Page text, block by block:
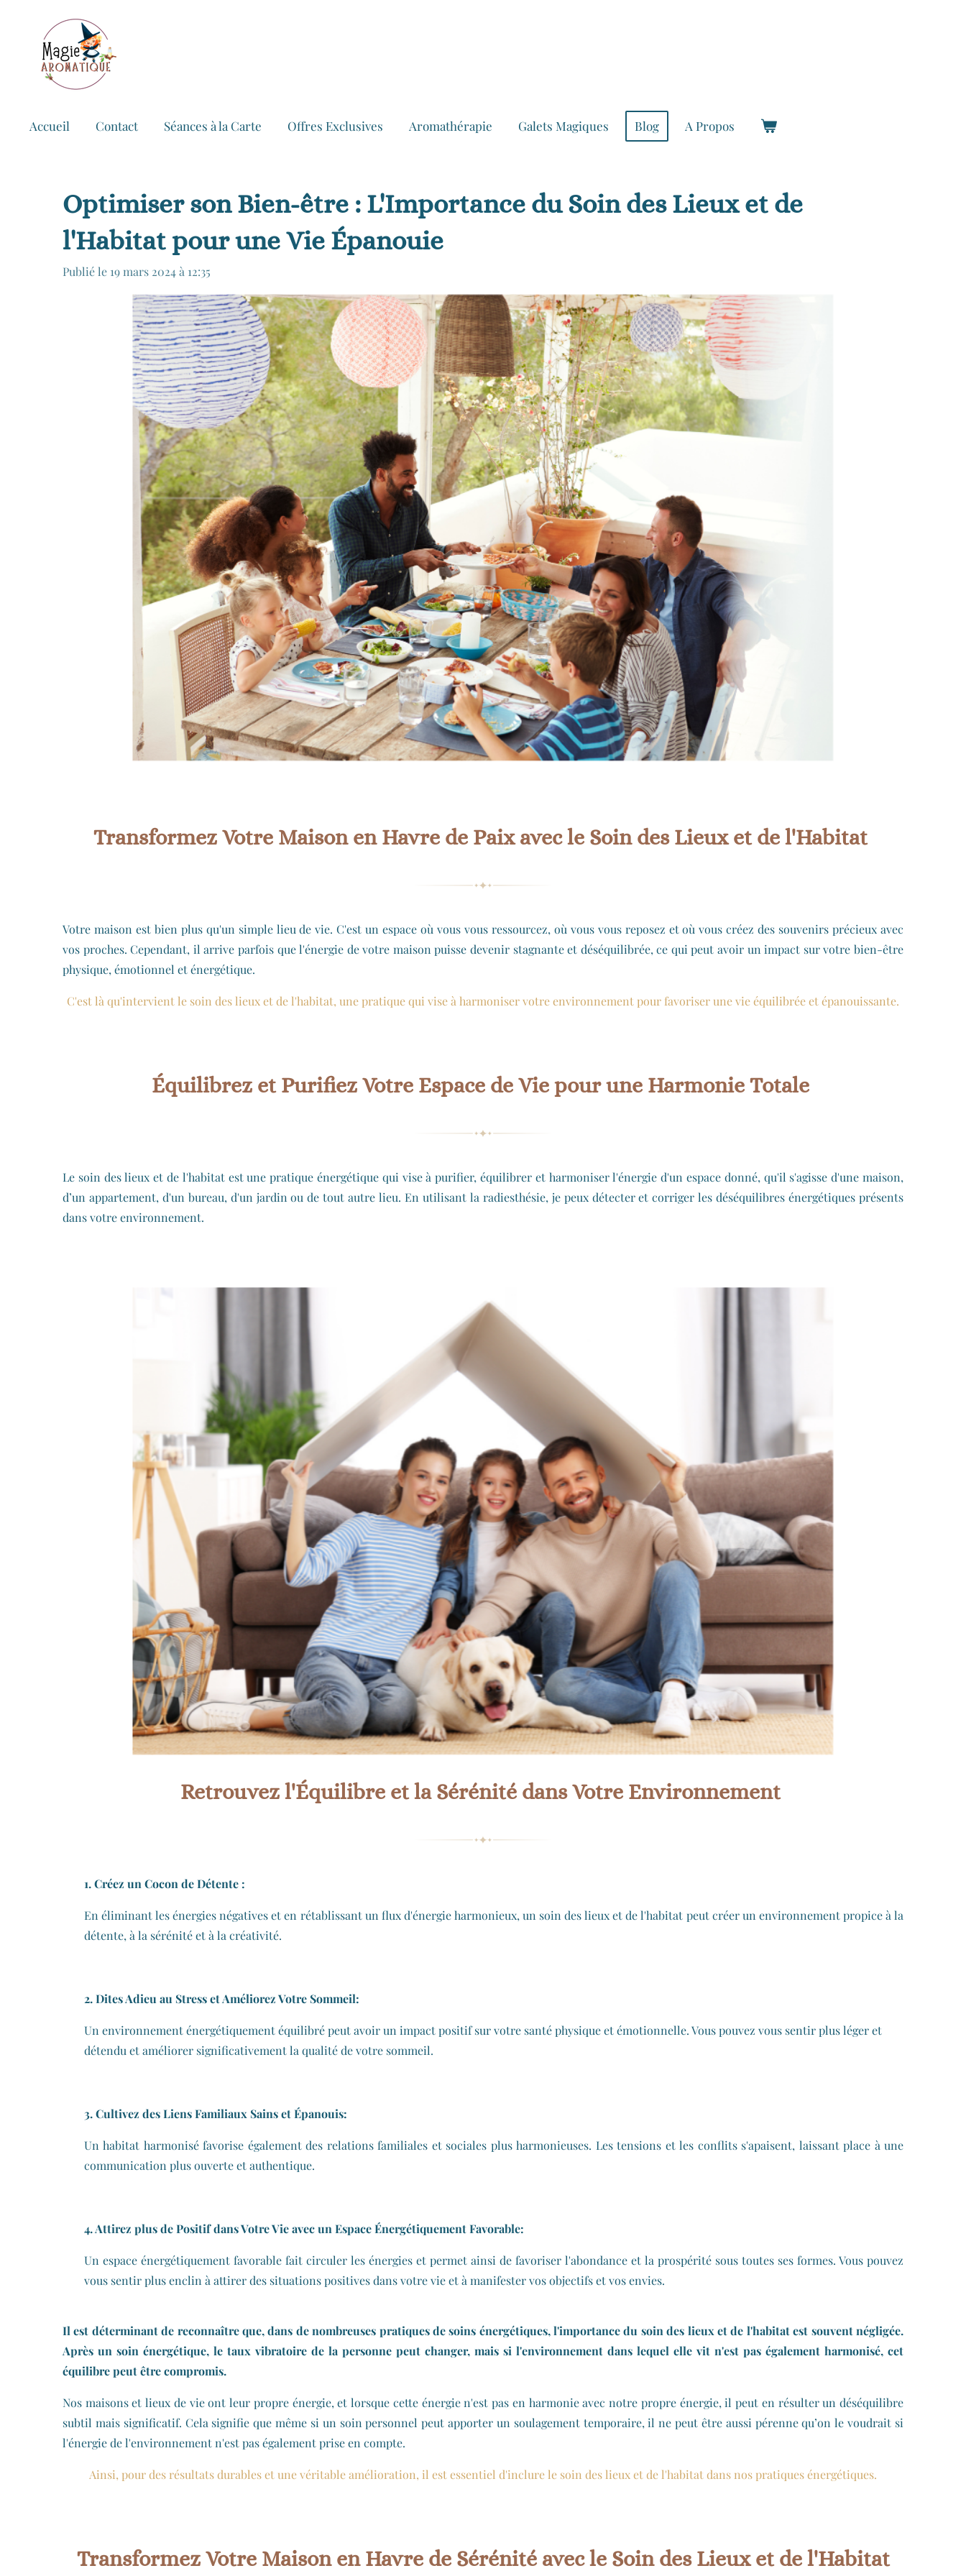
contenu
principal
Accueil Contact Séances à la Carte Offres Exclusives Aromathérapie Galets Magiques Blog A Propos
Optimiser son Bien-être : L'Importance du Soin des Lieux et de
l'Habitat pour une Vie Épanouie
Publié le 19 mars 2024 à 12:35
Transformez Votre Maison en Havre de Paix avec le Soin des Lieux et de l'Habitat
Votre maison est bien plus qu'un simple lieu de vie. C'est un espace où vous vous ressourcez, où vous vous reposez et où vous créez des souvenirs précieux avec
vos proches. Cependant, il arrive parfois que l'énergie de votre maison puisse devenir stagnante et déséquilibrée, ce qui peut avoir un impact sur votre bien-être
physique, émotionnel et énergétique.
C'est là qu'intervient le soin des lieux et de l'habitat, une pratique qui vise à harmoniser votre environnement pour favoriser une vie équilibrée et épanouissante.
Équilibrez et Purifiez Votre Espace de Vie pour une Harmonie Totale
Le soin des lieux et de l'habitat est une pratique énergétique qui vise à purifier, équilibrer et harmoniser l'énergie d'un espace donné, qu'il s'agisse d'une maison,
d’un appartement, d'un bureau, d'un jardin ou de tout autre lieu. En utilisant la radiesthésie, je peux détecter et corriger les déséquilibres énergétiques présents
dans votre environnement.
Retrouvez l'Équilibre et la Sérénité dans Votre Environnement
1. Créez un Cocon de Détente :
En éliminant les énergies négatives et en rétablissant un flux d'énergie harmonieux, un soin des lieux et de l'habitat peut créer un environnement propice à la
détente, à la sérénité et à la créativité.
2. Dites Adieu au Stress et Améliorez Votre Sommeil:
Un environnement énergétiquement équilibré peut avoir un impact positif sur votre santé physique et émotionnelle. Vous pouvez vous sentir plus léger et
détendu et améliorer significativement la qualité de votre sommeil.
3. Cultivez des Liens Familiaux Sains et Épanouis:
Un habitat harmonisé favorise également des relations familiales et sociales plus harmonieuses. Les tensions et les conflits s'apaisent, laissant place à une
communication plus ouverte et authentique.
4. Attirez plus de Positif dans Votre Vie avec un Espace Énergétiquement Favorable:
Un espace énergétiquement favorable fait circuler les énergies et permet ainsi de favoriser l'abondance et la prospérité sous toutes ses formes. Vous pouvez
vous sentir plus enclin à attirer des situations positives dans votre vie et à manifester vos objectifs et vos envies.
Il est déterminant de reconnaître que, dans de nombreuses pratiques de soins énergétiques, l'importance du soin des lieux et de l'habitat est souvent négligée.
Après un soin énergétique, le taux vibratoire de la personne peut changer, mais si l'environnement dans lequel elle vit n'est pas également harmonisé, cet
équilibre peut être compromis.
Nos maisons et lieux de vie ont leur propre énergie, et lorsque cette énergie n'est pas en harmonie avec notre propre énergie, il peut en résulter un déséquilibre
subtil mais significatif. Cela signifie que même si un soin personnel peut apporter un soulagement temporaire, il ne peut être aussi pérenne qu’on le voudrait si
l'énergie de l'environnement n'est pas également prise en compte.
Ainsi, pour des résultats durables et une véritable amélioration, il est essentiel d'inclure le soin des lieux et de l'habitat dans nos pratiques énergétiques.
Transformez Votre Maison en Havre de Sérénité avec le Soin des Lieux et de l'Habitat